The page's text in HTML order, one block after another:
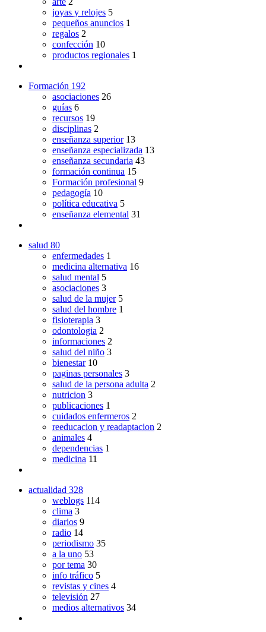
joyas y relojes 5
pequeños anuncios 1
regalos 2
confección 10
productos regionales 1
Formación 192
asociaciones 26
guías 6
recursos 19
disciplinas 2
enseñanza superior 13
enseñanza especializada 13
enseñanza secundaria 43
formación continua 15
Formación profesional 9
pedagogía 10
política educativa 5
enseñanza elemental 31
salud 80
enfermedades 1
medicina alternativa 16
salud mental 5
asociaciones 3
salud de la mujer 5
salud del hombre 1
fisioterapia 3
odontologia 2
informaciones 2
salud del niño 3
bienestar 10
paginas personales 3
salud de la persona adulta 2
nutricion 3
publicaciones 1
cuidados enfermeros 2
reeducacion y readaptacion 2
animales 4
dependencias 1
medicina 11
actualidad 328
weblogs 114
clima 3
diarios 9
radio 14
periodismo 35
a la uno 53
por tema 30
info tráfico 5
revistas y cines 4
televisión 27
medios alternativos 34